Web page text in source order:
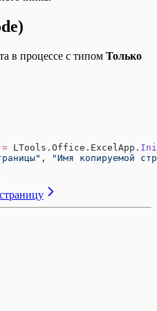
в процессе с типом Только
= LTools.Office.ExcelApp.
, "Имя копируемой